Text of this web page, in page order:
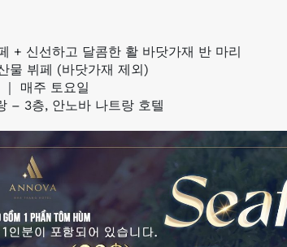
+ 신선하고 달콤한 활 바닷가재 반 마리
물 뷔페 (바닷가재 제외)
매주 토요일
– 3층, 안노바 나트랑 호텔